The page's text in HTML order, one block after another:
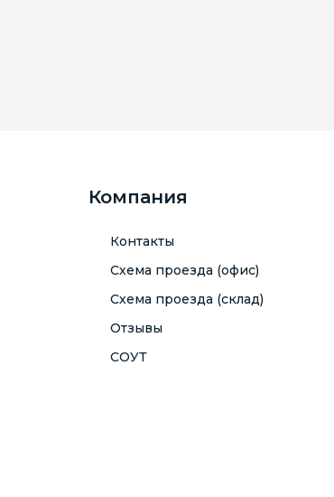
Компания
Контакты
Схема проезда (офис)
Схема проезда (склад)
Отзывы
СОУТ